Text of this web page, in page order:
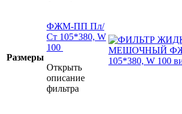
Размеры
ФЖМ-ПП Пл/
Ст 105*380, W
100
Открыть
описание
фильтра